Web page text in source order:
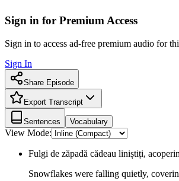
Sign in for Premium Access
Sign in to access ad-free premium audio for
Sign In
Share Episode
Export Transcript
Sentences Vocabulary
View Mode:
Fulgi de zăpadă cădeau liniștiți,
Snowflakes were falling quietly,